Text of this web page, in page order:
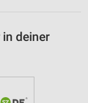
deiner